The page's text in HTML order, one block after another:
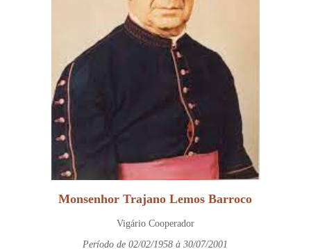
Monsenhor Trajano Lemos Barroco
Vigário Cooperador
Período de 02/02/1958 à 30/07/2001